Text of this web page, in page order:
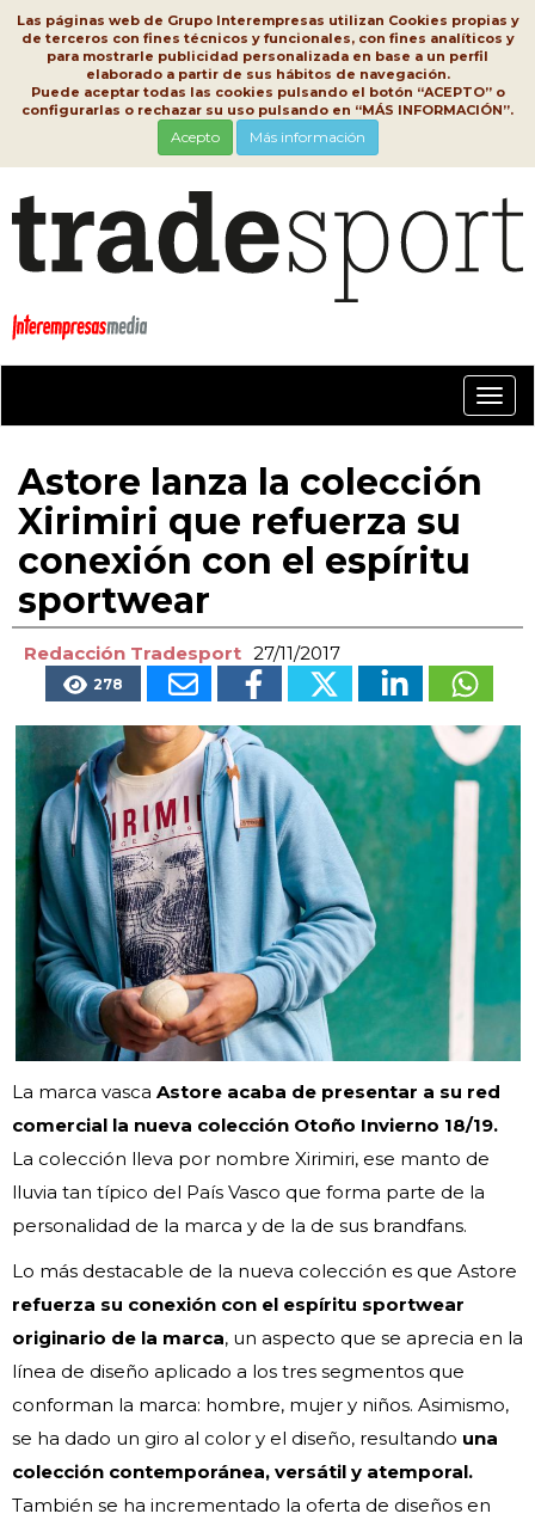
Las páginas web de Grupo Interempresas utilizan Cookies propias y
de terceros con fines técnicos y funcionales, con fines analíticos y
para mostrarle publicidad personalizada en base a un perfil
elaborado a partir de sus hábitos de navegación.
Puede aceptar todas las cookies pulsando el botón “ACEPTO” o
configurarlas o rechazar su uso pulsando en “MÁS INFORMACIÓN”.
Acepto Más información
Astore lanza la colección
Xirimiri que refuerza su
conexión con el espíritu
sportwear
Redacción Tradesport 27/11/2017
278
La marca vasca Astore acaba de presentar a su red
comercial la nueva colección Otoño Invierno 18/19.
La colección lleva por nombre Xirimiri, ese manto de
lluvia tan típico del País Vasco que forma parte de la
personalidad de la marca y de la de sus brandfans.
Lo más destacable de la nueva colección es que Astore
refuerza su conexión con el espíritu sportwear
originario de la marca, un aspecto que se aprecia en la
línea de diseño aplicado a los tres segmentos que
conforman la marca: hombre, mujer y niños. Asimismo,
se ha dado un giro al color y el diseño, resultando una
colección contemporánea, versátil y atemporal.
También se ha incrementado la oferta de diseños en